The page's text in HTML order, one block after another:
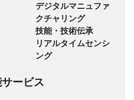
デジタルマニュファ
クチャリング
技能・技術伝承
リアルタイムセンシ
ング
ービス